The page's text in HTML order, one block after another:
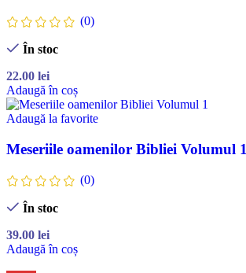
(0)
În stoc
22.00 lei
Adaugă în coș
Adaugă la favorite
Meseriile oamenilor Bibliei Volumul 1
(0)
În stoc
39.00 lei
Adaugă în coș